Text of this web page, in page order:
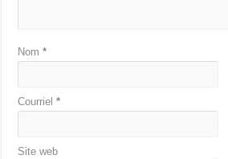
Nom*
Courriel*
Site web